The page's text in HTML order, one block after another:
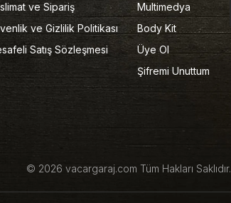
ve Sipariş
ve Gizlilik Politikası
Satış Sözleşmesi
Multimedya
Body Kit
Üye Ol
Şifremi Unuttum
© 2026 vacargaraj.com Tüm Hakları Saklıdır.